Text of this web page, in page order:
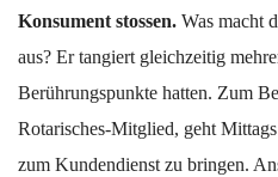
Konsument stossen. Was macht
aus? Er tangiert gleichzeitig
Berührungspunkte hatten. Zum
Rotarisches-Mitglied, geht
zum Kundendienst zu bringen.